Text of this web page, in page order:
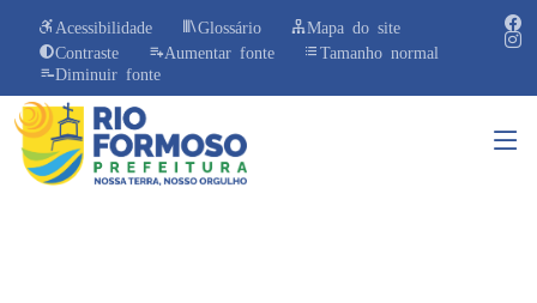
Acessibilidade Glossário
Mapa do site
Contraste
Aumentar fonte
Tamanho normal
Diminuir fonte